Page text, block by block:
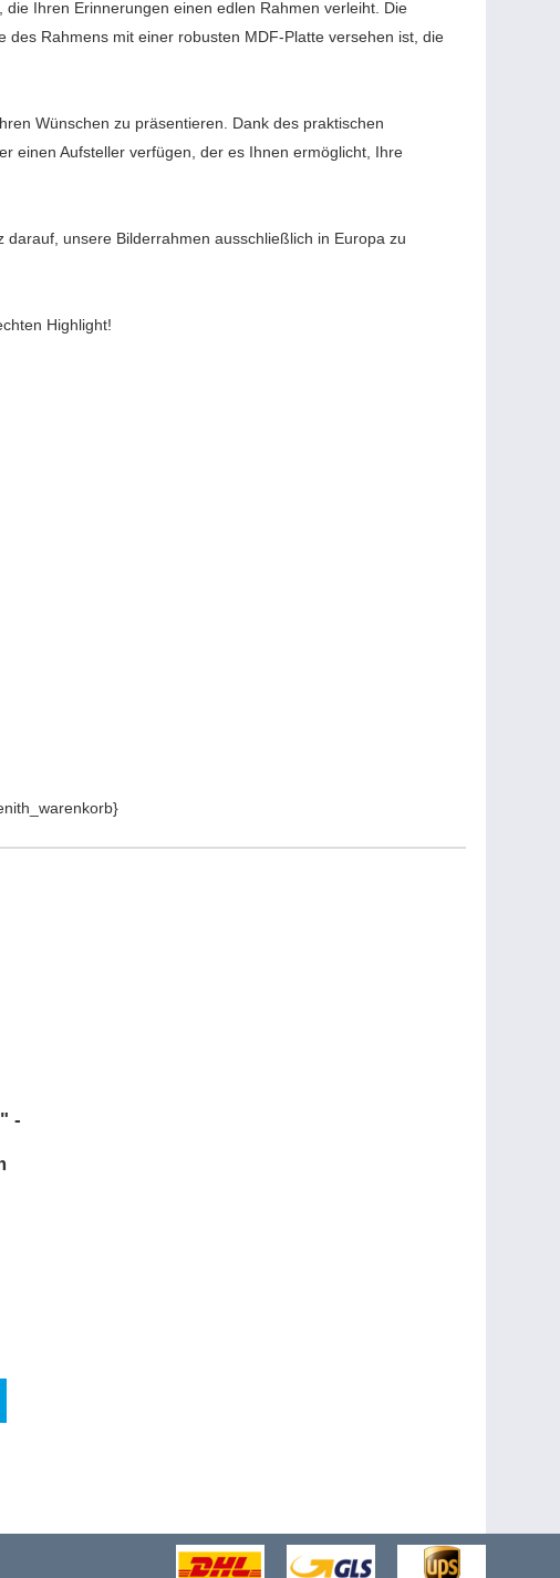
Ihren Erinnerungen einen edlen Rahmen verleiht. Die
Rahmens mit einer robusten MDF-Platte versehen ist, die
Wünschen zu präsentieren. Dank des praktischen
einen Aufsteller verfügen, der es Ihnen ermöglicht, Ihre
unsere Bilderrahmen ausschließlich in Europa zu
Highlight!
-